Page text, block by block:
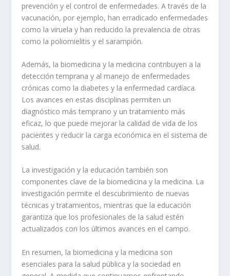
prevención y el control de enfermedades. A través de la
vacunación, por ejemplo, han erradicado enfermedades
como la viruela y han reducido la prevalencia de otras
como la poliomielitis y el sarampión.
Además, la biomedicina y la medicina contribuyen a la
detección temprana y al manejo de enfermedades
crónicas como la diabetes y la enfermedad cardíaca.
Los avances en estas disciplinas permiten un
diagnóstico más temprano y un tratamiento más
eficaz, lo que puede mejorar la calidad de vida de los
pacientes y reducir la carga económica en el sistema de
salud.
La investigación y la educación también son
componentes clave de la biomedicina y la medicina. La
investigación permite el descubrimiento de nuevas
técnicas y tratamientos, mientras que la educación
garantiza que los profesionales de la salud estén
actualizados con los últimos avances en el campo.
En resumen, la biomedicina y la medicina son
esenciales para la salud pública y la sociedad en